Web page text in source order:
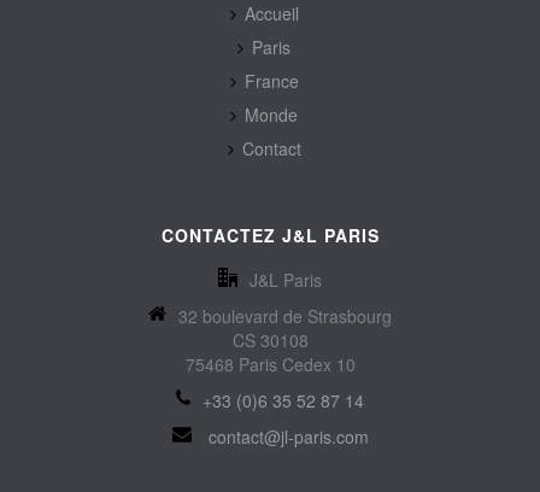
Accueil
Paris
France
Monde
Contact
CONTACTEZ J&L PARIS
J&L Paris
32 boulevard de Strasbourg
CS 30108
75468 Paris Cedex 10
+33 (0)6 35 52 87 14
contact@jl-paris.com